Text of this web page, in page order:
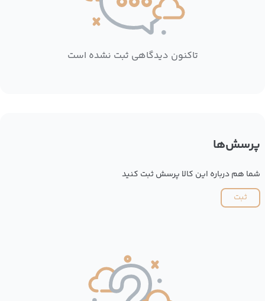
تاکنون دیدگاهی ثبت نشده است
پرسش‌ها
شما هم درباره این کالا پرسش ثبت کنید
ثبت